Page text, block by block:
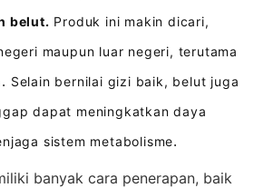
belut. Produk ini makin dicari,
maupun luar negeri, terutama
. Selain bernilai gizi baik, belut juga
dapat meningkatkan daya
sistem metabolisme.
banyak cara penerapan, baik